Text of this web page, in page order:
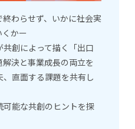
わらせず、いかに社会実
かー
創によって描く「出口
決と事業成長の両立を
直面する課題を共有し
能な共創のヒントを探